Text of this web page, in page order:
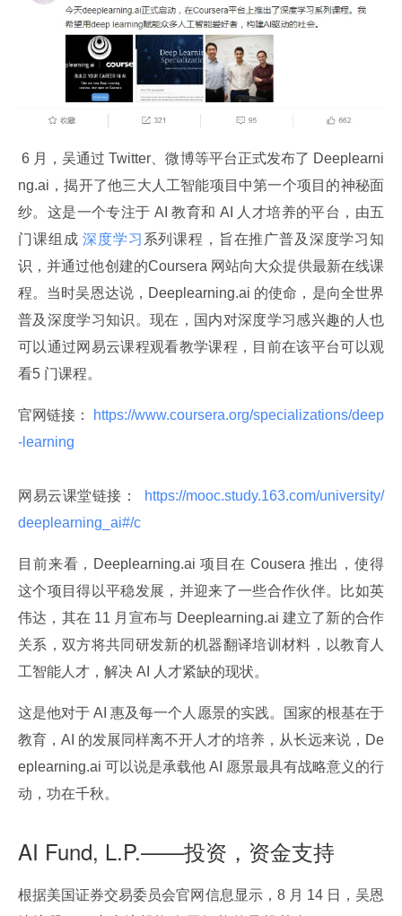
6 月，吴通过 Twitter、微博等平台正式发布了 Deeplearni
ng.ai，揭开了他三大人工智能项目中第一个项目的神秘面
纱。这是一个专注于 AI 教育和 AI 人才培养的平台，由五
门课组成 深度学习 系列课程，旨在推广普及深度学习知
识，并通过他创建的Coursera 网站向大众提供最新在线课
程。当时吴恩达说，Deeplearning.ai 的使命，是向全世界
普及深度学习知识。现在，国内对深度学习感兴趣的人也
可以通过网易云课程观看教学课程，目前在该平台可以观
看5 门课程。
官网链接：
https://www.coursera.org/specializations/deep
-learning
网易云课堂链接：
https://mooc.study.163.com/university/
deeplearning_ai#/c
目前来看，Deeplearning.ai 项目在 Cousera 推出，使得
这个项目得以平稳发展，并迎来了一些合作伙伴。比如英
伟达，其在 11 月宣布与 Deeplearning.ai 建立了新的合作
关系，双方将共同研发新的机器翻译培训材料，以教育人
工智能人才，解决 AI 人才紧缺的现状。
这是他对于 AI 惠及每一个人愿景的实践。国家的根基在于
教育，AI 的发展同样离不开人才的培养，从长远来说，De
eplearning.ai 可以说是承载他 AI 愿景最具有战略意义的行
动，功在千秋。
AI Fund, L.P.——投资，资金支持
根据美国证券交易委员会官网信息显示，8 月 14 日，吴恩